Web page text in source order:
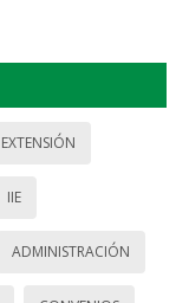
EXTENSIÓN
IIE
ADMINISTRACIÓN